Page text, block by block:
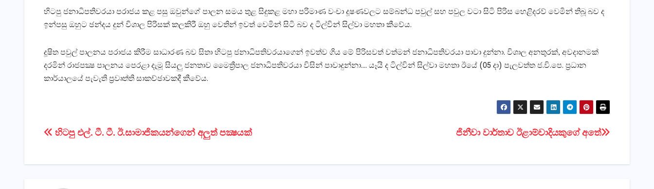
හිටපු ජනාධිපතිවරයා පරාජය කළ පසු ඔවුන්ගේ පාලන සමය තුළ සිදුකළ මහා පරිමාණ වංචා දූෂණවලට සම්බන්ධ පවුල් සහ පවුල වටා සිටි පිරිස හෙළිදරව් වෙමින් තිබූ බව ද
ඉන්පසු ඔහුට ඡන්දය දුන් විශාල පිරිසක්‌ කලකිරී ඔහු වෙතින් ඉවත් වෙමින් සිටි බව ද ටිල්වින් සිල්වා මහතා කීවේය.
දූෂිත පවුල් පාලනය පරාජය කිරීම සාධාරණ බව සිතා හිටපු ජනාධිපතිවරයාගෙන් ඉවත්ව ගිය මේ පිරිසවත් වත්මන් ජනාධිපතිවරයා පාවා දුන්නා. විශාල අනතුරක්‌, අවදානමක්‌
දරමින් රාජපක්‍ෂ පාලනය පෙරළා දැමූ සියලු ජනතාව මෛත්‍රීපාල ජනාධිපතිවරයා විසින් පාවාදුන්නා…. යෑයි ද ටිල්වින් සිල්වා මහතා ඊයේ (05 දා) පැලවත්ත ජ.වි.පෙ. ප්‍රධාන
කාර්යාලයේ පැවැති ප්‍රවෘත්ති සාකච්ඡාවකදී කීවේය.
Post
ජිනීවා වාර්තාව ඊළාම්වාදියකුගේ අතේ
හිටපු එල්. ටී. ටී. ඊ.සාමාජිකයන්ගෙන් අලුත් පක්‍ෂයක්‌